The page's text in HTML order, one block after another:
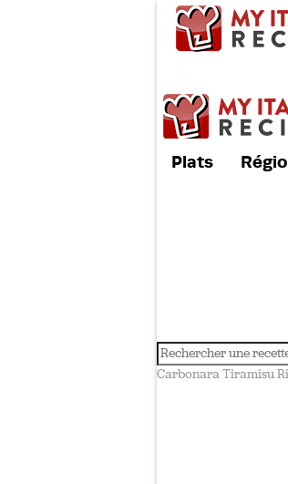
Plats
CarbonaraTiramisu